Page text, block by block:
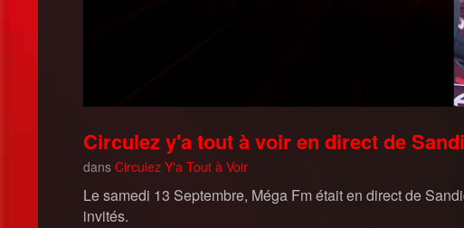
Circulez y'a tout à voir en direct de
dans Circulez Y'a Tout à Voir
Le samedi 13 Septembre, Méga Fm était en direct de
invités.